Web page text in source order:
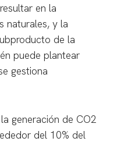
en la
naturales, y la
de la
puede plantear
gestiona
generación de CO2
del 10% del